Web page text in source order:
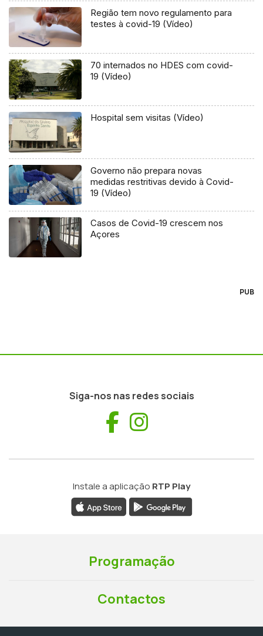
Região tem novo regulamento para
testes à covid-19 (Vídeo)
70 internados no HDES com covid-
19 (Vídeo)
Hospital sem visitas (Vídeo)
Governo não prepara novas
medidas restritivas devido à Covid-
19 (Vídeo)
Casos de Covid-19 crescem nos
Açores
PUB
Siga-nos nas redes sociais
Facebook
Instale a aplicação RTP Play
Programação
Contactos